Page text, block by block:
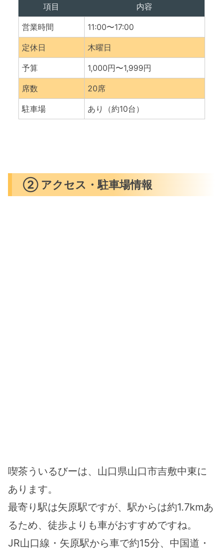
項目 内容
営業時間 11:00〜17:00
定休日 木曜日
予算 1,000円〜1,999円
席数 20席
駐車場 あり（約10台）
② アクセス・駐車場情報
喫茶ういるびーは、山口県山口市吉敷中東に
あります。
最寄り駅は矢原駅ですが、駅からは約1.7kmあ
るため、徒歩よりも車がおすすめですね。
JR山口線・矢原駅から車で約15分、中国道・